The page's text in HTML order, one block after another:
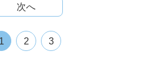
次へ
1 2 3